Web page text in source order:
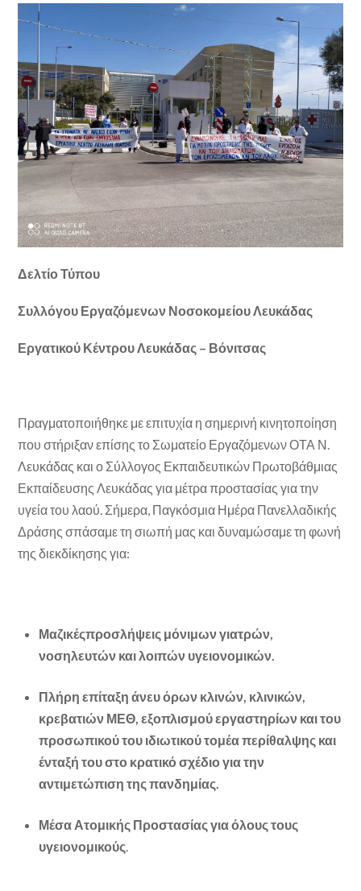
Δελτίο Τύπου
Συλλόγου Εργαζόμενων Νοσοκομείου Λευκάδας
Εργατικού Κέντρου Λευκάδας – Βόνιτσας
Πραγματοποιήθηκε με επιτυχία η σημερινή κινητοποίηση
που στήριξαν επίσης το Σωματείο Εργαζόμενων ΟΤΑ Ν.
Λευκάδας και ο Σύλλογος Εκπαιδευτικών Πρωτοβάθμιας
Εκπαίδευσης Λευκάδας για μέτρα προστασίας για την
υγεία του λαού. Σήμερα, Παγκόσμια Ημέρα Πανελλαδικής
Δράσης σπάσαμε τη σιωπή μας και δυναμώσαμε τη φωνή
της διεκδίκησης για:
Μαζικέςπροσλήψεις μόνιμων γιατρών,
νοσηλευτών και λοιπών υγειονομικών.
Πλήρη επίταξη άνευ όρων κλινών, κλινικών,
κρεβατιών ΜΕΘ, εξοπλισμού εργαστηρίων και του
προσωπικού του ιδιωτικού τομέα περίθαλψης και
ένταξή του στο κρατικό σχέδιο για την
αντιμετώπιση της πανδημίας.
Μέσα Ατομικής Προστασίας για όλους τους
υγειονομικούς.